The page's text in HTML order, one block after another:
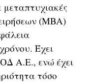
(MBA)
Έχει
Α.Ε., ενώ έχει
τόσο